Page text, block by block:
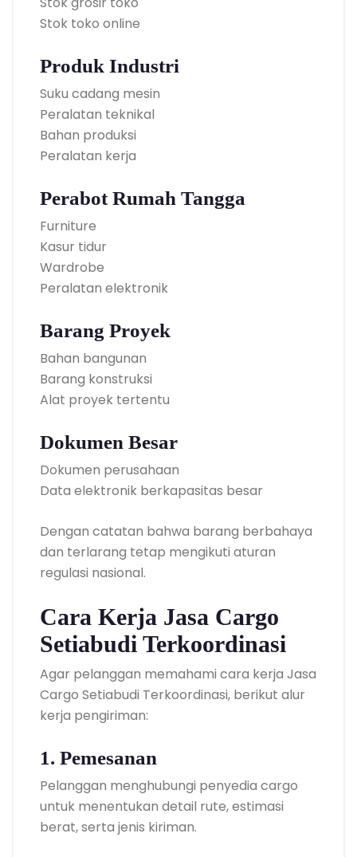
Stok toko online
Produk Industri
Suku cadang mesin
Peralatan teknikal
Bahan produksi
Peralatan kerja
Perabot Rumah Tangga
Furniture
Kasur tidur
Wardrobe
Peralatan elektronik
Barang Proyek
Bahan bangunan
Barang konstruksi
Alat proyek tertentu
Dokumen Besar
Dokumen perusahaan
Data elektronik berkapasitas besar
Dengan catatan bahwa barang berbahaya
dan terlarang tetap mengikuti aturan
regulasi nasional.
Cara Kerja Jasa Cargo
Setiabudi Terkoordinasi
Agar pelanggan memahami cara kerja Jasa
Cargo Setiabudi Terkoordinasi, berikut alur
kerja pengiriman:
1. Pemesanan
Pelanggan menghubungi penyedia cargo
untuk menentukan detail rute, estimasi
berat, serta jenis kiriman.